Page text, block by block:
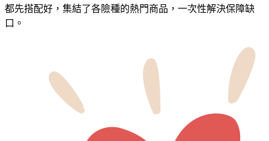
都先搭配好，集結了各險種的熱門商品，一次性解決保障缺
口。